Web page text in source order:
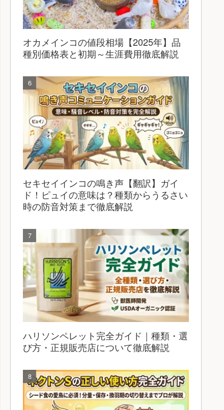
オカメインコの値段相場【2025年】品
種別価格表と初期～生涯費用徹底解説
セキセイインコの鳴き声【翻訳】ガイ
ド！ピュイの意味は？種類からうるさい
時の防音対策まで徹底解説
ハリソンペレット完全ガイド｜種類・選
び方・正規販売店について徹底解説